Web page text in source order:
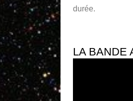
durée.
LA BANDE